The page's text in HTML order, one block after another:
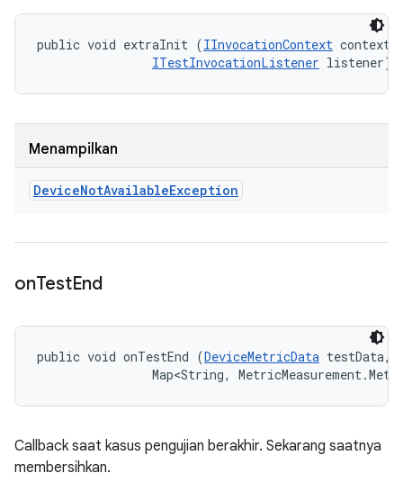
public void extraInit (IInvocationContext
ITestInvocationListener listener)
Menampilkan
DeviceNotAvailableException
onTestEnd
public void onTestEnd (DeviceMetricData testData,
Map<String,
Callback saat kasus pengujian berakhir. Sekarang saatnya
membersihkan.